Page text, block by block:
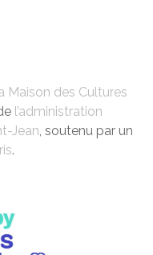
Maison des Cultures
l’administration
Jean, soutenu par un
.